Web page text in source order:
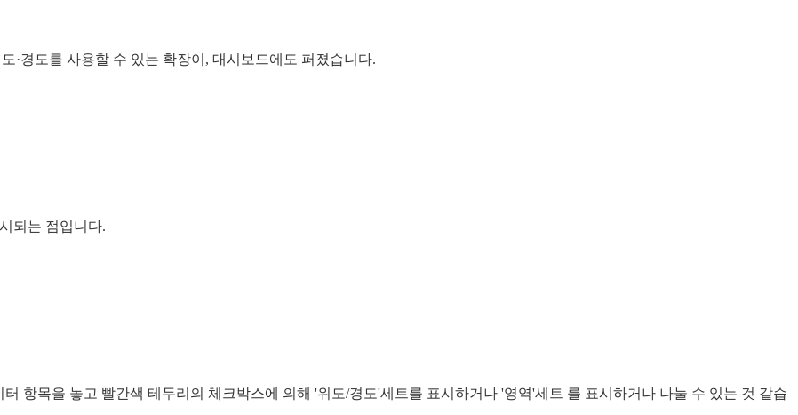
·경도를 사용할 수 있는 확장이, 대시보드에도 퍼졌습니다.
되는 점입니다.
항목을 놓고 빨간색 테두리의 체크박스에 의해 '위도/경도'세트를 표시하거나 '영역'세트 를 표시하거나 나눌 수 있는 것 같습